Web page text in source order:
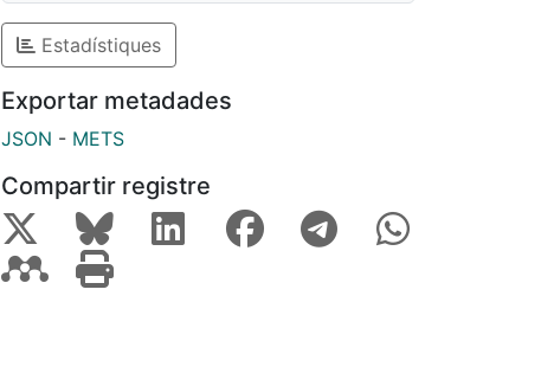
Estadístiques
Exportar metadades
JSON - METS
Compartir registre